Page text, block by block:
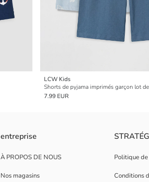
LCW Kids
Shorts de pyjama imprimés garçon lot
7.99 EUR
entreprise
À PROPOS DE NOUS
Nos magasins
Politique
Conditions